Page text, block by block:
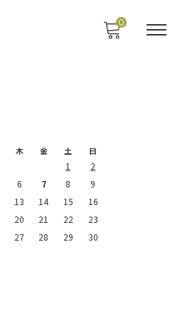
0
木 金 土 日
1
2
6 7 8
9
13 14 15
16
20 21 22
23
27 28 29
30